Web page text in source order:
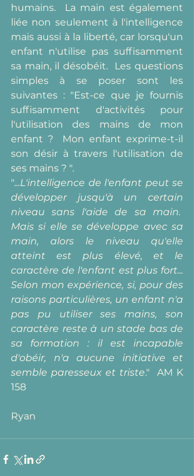
humains.  La main est également
liée non seulement à l'intelligence
mais aussi à la liberté, car lorsqu'un
enfant n'utilise pas suffisamment
sa main, il désobéit.  Les questions
simples à se poser sont les
suivantes : "Est-ce que je fournis
suffisamment d'activités pour
l'utilisation des mains de mon
enfant ?  Mon enfant exprime-t-il
son désir à travers l'utilisation de
ses mains ? ".
"...L'intelligence de l'enfant peut se
développer jusqu'à un certain
niveau sans l'aide de sa main.
Mais si elle se développe avec sa
main, alors le niveau qu'elle
atteint est plus élevé, et le
caractère de l'enfant est plus fort...
Selon mon expérience, si, pour des
raisons particulières, un enfant n'a
pas pu utiliser ses mains, son
caractère reste à un stade bas de
sa formation : il est incapable
d'obéir, n'a aucune initiative et
semble paresseux et triste."  AM K
158
Ryan